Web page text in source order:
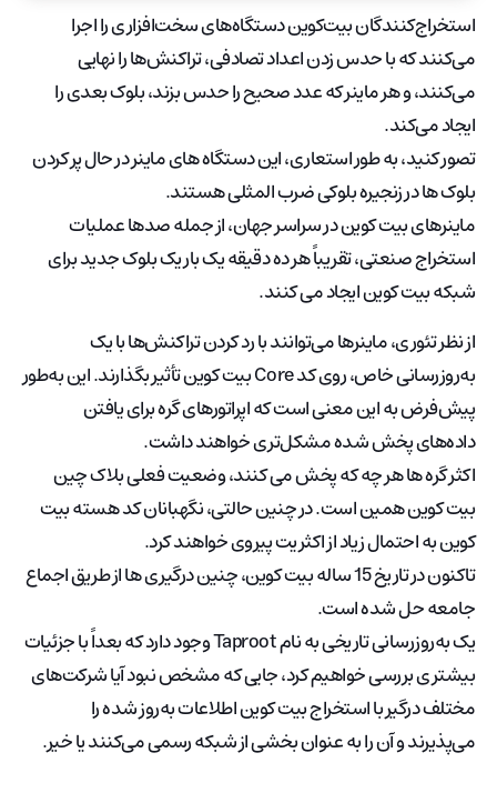
استخراج‌کنندگان بیت‌کوین دستگاه‌های سخت‌افزاری را اجرا
می‌کنند که با حدس زدن اعداد تصادفی، تراکنش‌ها را نهایی
می‌کنند، و هر ماینر که عدد صحیح را حدس بزند، بلوک بعدی را
ایجاد می‌کند.
تصور کنید، به طور استعاری، این دستگاه های ماینر در حال پر کردن
بلوک ها در زنجیره بلوکی ضرب المثلی هستند.
ماینرهای بیت کوین در سراسر جهان، از جمله صدها عملیات
استخراج صنعتی، تقریباً هر ده دقیقه یک بار یک بلوک جدید برای
شبکه بیت کوین ایجاد می کنند.
از نظر تئوری، ماینرها می‌توانند با رد کردن تراکنش‌ها با یک
به‌روزرسانی خاص، روی کد Core بیت کوین تأثیر بگذارند. این به‌طور
پیش‌فرض به این معنی است که اپراتورهای گره برای یافتن
داده‌های پخش شده مشکل‌تری خواهند داشت.
اکثر گره ها هر چه که پخش می کنند، وضعیت فعلی بلاک چین
بیت کوین همین است. در چنین حالتی، نگهبانان کد هسته بیت
کوین به احتمال زیاد از اکثریت پیروی خواهند کرد.
تاکنون در تاریخ 15 ساله بیت کوین، چنین درگیری ها از طریق اجماع
جامعه حل شده است.
یک به‌روزرسانی تاریخی به نام Taproot وجود دارد که بعداً با جزئیات
بیشتری بررسی خواهیم کرد، جایی که مشخص نبود آیا شرکت‌های
مختلف درگیر با استخراج بیت کوین اطلاعات به‌روز شده را
می‌پذیرند و آن را به عنوان بخشی از شبکه رسمی می‌کنند یا خیر.